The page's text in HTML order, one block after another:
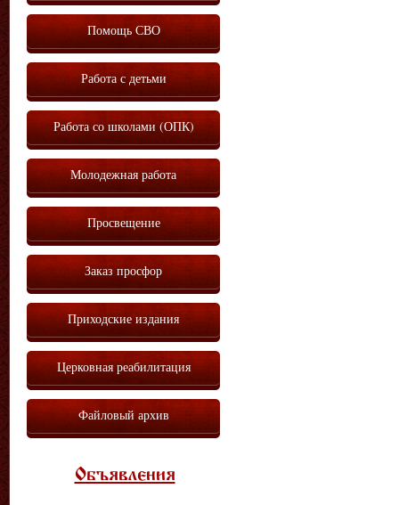
Помощь СВО
Работа с детьми
Работа со школами (ОПК)
Молодежная работа
Просвещение
Заказ просфор
Приходские издания
Церковная реабилитация
Файловый архив
Объявления